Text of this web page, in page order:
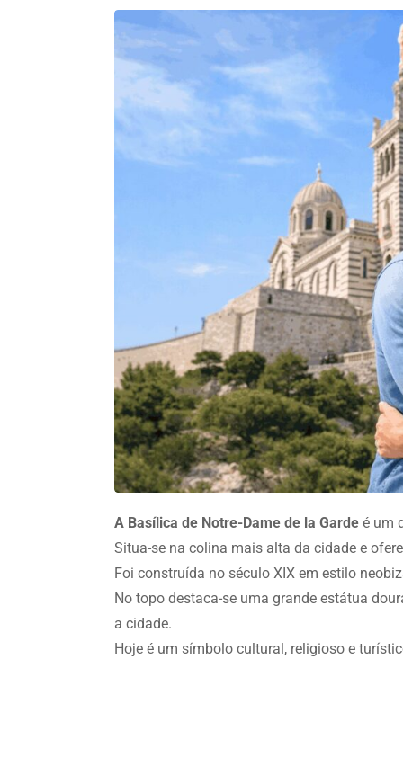
A Basílica de Notre-Dame de la Garde é um
Situa-se na colina mais alta da cidade e
Foi construída no século XIX em estilo
No topo destaca-se uma grande estátua
a cidade.
Hoje é um símbolo cultural, religioso e